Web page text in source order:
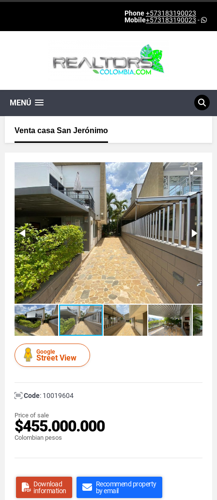
Phone+573183190023
Mobile+573183190023 -
MENÚ
Venta casa San Jerónimo
Google
Street View
Code: 10019604
Price of sale
$455.000.000
Colombian pesos
Download
information
Recommend property
by email